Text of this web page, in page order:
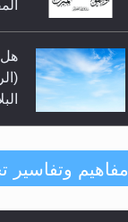
هل
مفاهيم وتفاسير